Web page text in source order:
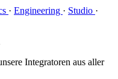
· Engineering · Studio ·
Integratoren aus aller